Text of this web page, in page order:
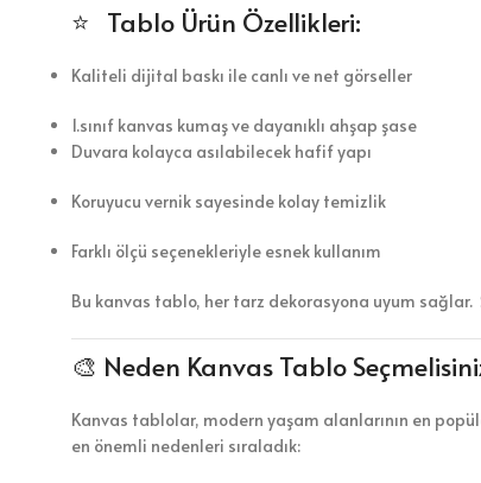
⭐ Tablo Ürün Özellikleri:
Kaliteli dijital baskı ile canlı ve net görseller
1.sınıf kanvas kumaş ve dayanıklı ahşap şase
Duvara kolayca asılabilecek hafif yapı
Koruyucu vernik sayesinde kolay temizlik
Farklı ölçü seçenekleriyle esnek kullanım
Bu kanvas tablo, her tarz dekorasyona uyum sağlar.
🎨 Neden Kanvas Tablo
Kanvas tablolar, modern yaşam alanlarının en
en önemli nedenleri sıraladık: